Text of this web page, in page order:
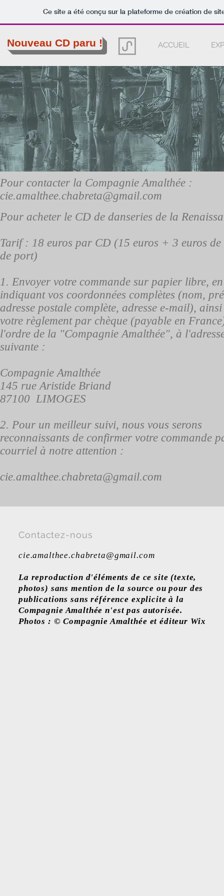
Ce site a été conçu sur la plateforme de création de
ACCUEIL
Nouveau CD paru !
Pour acheter le CD de danseries de la
Tarif : 18 euros par CD (15 euros + 3 euros
de port)
1. Envoyer votre commande sur papier libre, en
indiquant vos coordonnées complètes (nom,
adresse postale complète, adresse e-mail),
votre règlement par chèque (payable en
l'ordre de la "Compagnie Amalthée", à
suivante :​
Compagnie Amalthée
145 rue Aristide Briand
87100 LIMOGES
​2. Pour un meilleur suivi, nous vous serons
reconnaissants de confirmer votre commande
courriel à notre attention :
cie.amalthee.chabreta@gmail.com
Pour contacter la Compagnie Amalthée :
cie.amalthee.chabreta@gmail.com
Contactez-nous
cie.amalthee.chabreta@gmail.com
La reproduction d'éléments de ce site (texte,
photos) sans mention de la source ou pour des
publications sans référence explicite à la
Compagnie Amalthée n'est pas autorisée.
Photos : © Compagnie Amalthée et éditeur Wix